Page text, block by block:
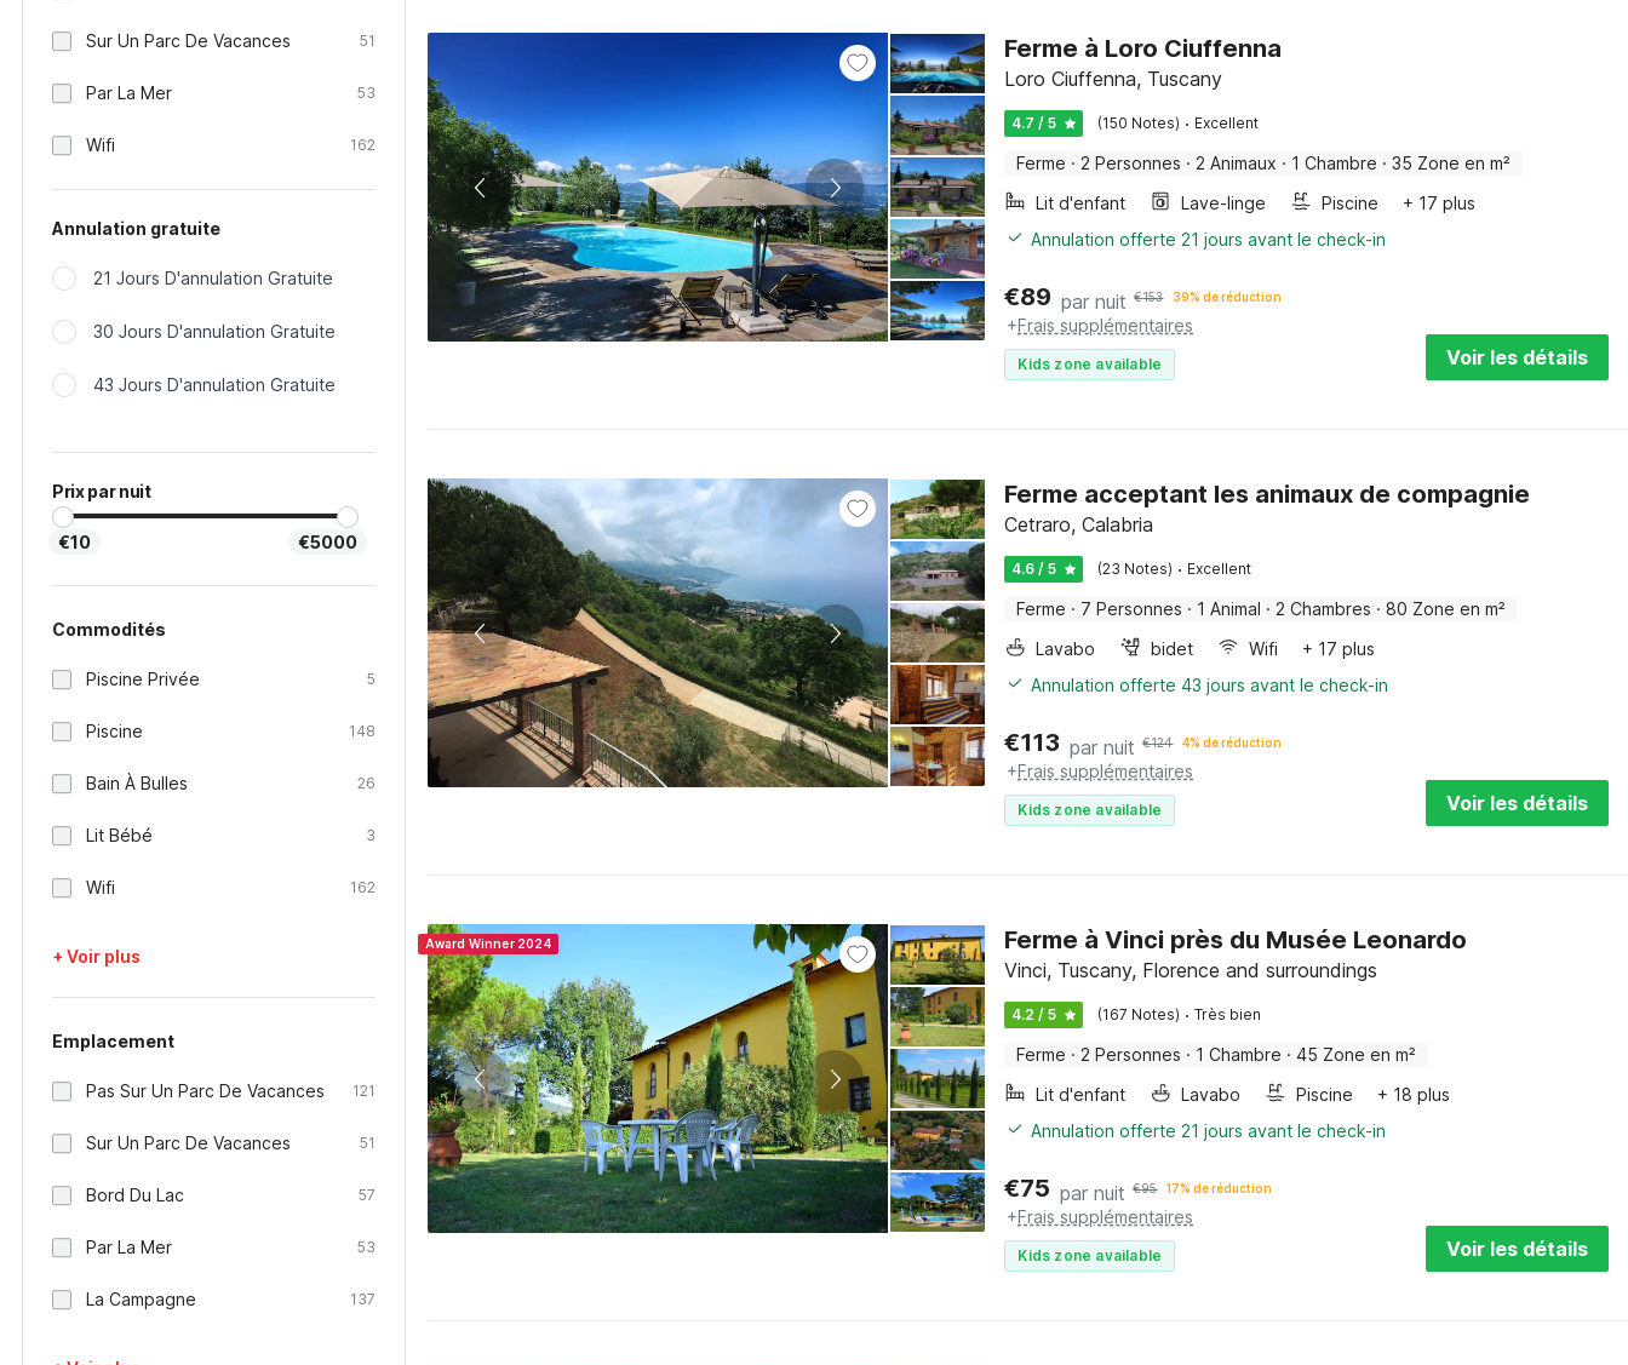
Sur Un Parc De Vacances 51
Par La Mer 53
Wifi 162
Annulation gratuite
21 Jours D'annulation Gratuite
30 Jours D'annulation Gratuite
43 Jours D'annulation Gratuite
Prix par nuit
€10 €5000
Commodités
Piscine Privée 5
Piscine 148
Bain À Bulles 26
Lit Bébé 3
Wifi 162
+ Voir plus
Emplacement
Pas Sur Un Parc De Vacances 121
Sur Un Parc De Vacances 51
Bord Du Lac 57
Par La Mer 53
La Campagne 137
Ferme à Loro Ciuffenna
Loro Ciuffenna, Tuscany
4.7 / 5 (150 Notes) · Excellent
Ferme · 2 Personnes · 2 Animaux · 1 Chambre · 35 Zone en m²
Lit d'enfant
Lave-linge Piscine
+ 17 plus
Annulation offerte 21 jours avant le check-in
€89 par nuit €153 39% de réduction
+Frais supplémentaires
Kids zone available Voir les détails
Ferme acceptant les animaux de compagnie
Cetraro, Calabria
4.6 / 5 (23 Notes) · Excellent
Ferme · 7 Personnes · 1 Animal · 2 Chambres · 80 Zone en m²
Lavabo
bidet Wifi
+ 17 plus
Annulation offerte 43 jours avant le check-in
€113 par nuit €124 4% de réduction
+Frais supplémentaires
Kids zone available Voir les détails
Award Winner 2024 Ferme à Vinci près du Musée Leonardo
Vinci, Tuscany, Florence and surroundings
4.2 / 5 (167 Notes) · Très bien
Ferme · 2 Personnes · 1 Chambre · 45 Zone en m²
Lit d'enfant
Lavabo Piscine
+ 18 plus
Annulation offerte 21 jours avant le check-in
€75 par nuit €95 17% de réduction
+Frais supplémentaires
Kids zone available Voir les détails